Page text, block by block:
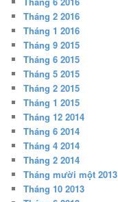
Tháng 2 2016
Tháng 1 2016
Tháng 9 2015
Tháng 6 2015
Tháng 5 2015
Tháng 2 2015
Tháng 1 2015
Tháng 12 2014
Tháng 6 2014
Tháng 4 2014
Tháng 2 2014
Tháng mười một 2013
Tháng 10 2013